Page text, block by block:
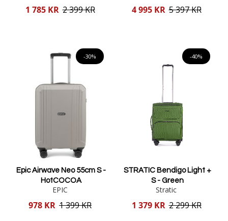
Reducerat
1 785 KR 2 399 KR
Reducerat
4 995 KR 5 397 KR
-30%
Epic Airwave Neo 55cm S -
HotCOCOA
EPIC
Reducerat
978 KR 1 399 KR
-40%
STRATIC Bendigo Light +
S - Green
Stratic
Reducerat
1 379 KR 2 299 KR